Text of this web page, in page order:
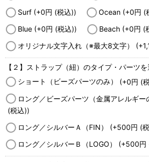
Surf (+0円 (税込)) Ocean (+0円 (
Blue (+0円 (税込)) Beach (+0円 (
オリジナル文字入れ（※最大8文字）
【２】ストラップ（紐）のタイプ・パーツを
ショート（ビーズパーツのみ） (+0円 (
ロング／ビーズパーツ（金属アレルギー
(税込))
ロング／シルバーＡ（FIN） (+500円 (
ロング／シルバーＢ（LOGO） (+500円